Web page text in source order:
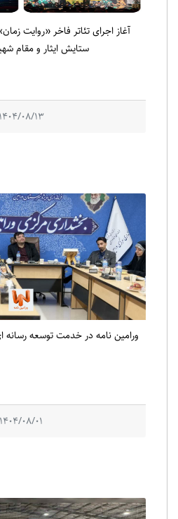
آغاز اجرای تئاتر فاخر «روایت
ستایش ایثار و مقام
1404/08/13
ورامین نامه در خدمت توسعه
1404/08/01